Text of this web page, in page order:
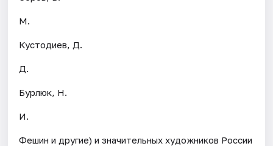
М.
Кустодиев, Д.
Д.
Бурлюк, Н.
И.
Фешин и другие) и значительных художников России